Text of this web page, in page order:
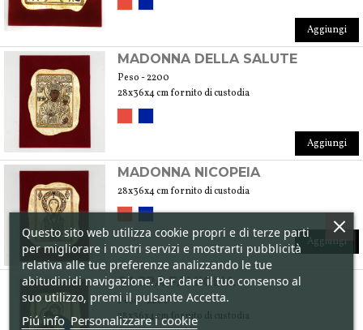
Aggiungi
MADONNA DELLA SALUTE
Peso - 2200
28x36x4 cm fornito di custodia
Aggiungi
MADONNA NICOPEIA
28x36x4 cm fornito di custodia
Aggiungi
SACRA FAMIGLIA
Peso - 2200
28x36x4 cm fornito di custodia
Questo sito web utilizza cookie propri e di terze parti
per migliorare i nostri servizi e mostrarti pubblicità
relativa alle tue preferenze analizzando le tue
abitudinidi navigazione. Per dare il tuo consenso al
suo utilizzo, premi il pulsante Accetta.
Piú info Personalizzare i cookie